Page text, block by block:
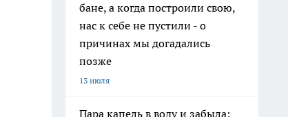
бане, а когда построили свою,
нас к себе не пустили - о
причинах мы догадались
позже
13 июля
Пара капель в воду и забыла: